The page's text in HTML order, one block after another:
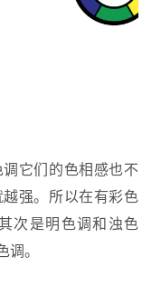
它们的色相感也不
强。所以在有彩色
次是明色调和浊色
。